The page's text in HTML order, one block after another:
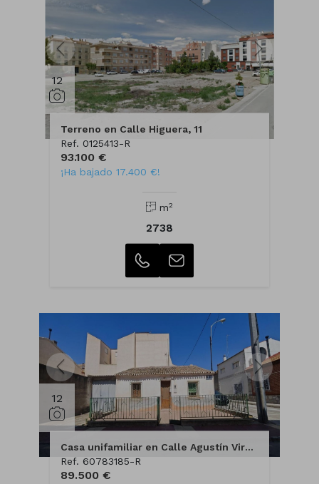
12
Terreno en Calle Higuera, 11
Ref. 0125413-R
93.100 €
¡Ha bajado 17.400 €!
m2
2738
12
Casa unifamiliar en Calle Agustín Virgili de Corvera, 21
Ref. 60783185-R
89.500 €